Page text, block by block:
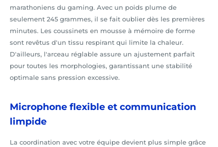
marathoniens du gaming. Avec un poids plume de
seulement 245 grammes, il se fait oublier dès les premières
minutes. Les coussinets en mousse à mémoire de forme
sont revêtus d'un tissu respirant qui limite la chaleur.
D'ailleurs, l'arceau réglable assure un ajustement parfait
pour toutes les morphologies, garantissant une stabilité
optimale sans pression excessive.
Microphone flexible et communication
limpide
La coordination avec votre équipe devient plus simple grâce